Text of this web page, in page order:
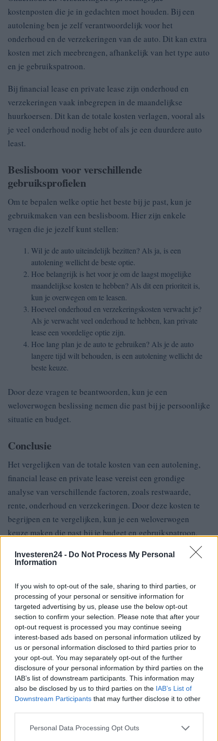
Investeren24 - Do Not Process My Personal
Information
If you wish to opt-out of the sale, sharing to third parties, or
processing of your personal or sensitive information for
targeted advertising by us, please use the below opt-out
section to confirm your selection. Please note that after your
opt-out request is processed you may continue seeing
interest-based ads based on personal information utilized by
us or personal information disclosed to third parties prior to
your opt-out. You may separately opt-out of the further
disclosure of your personal information by third parties on the
IAB’s list of downstream participants. This information may
also be disclosed by us to third parties on the IAB’s List of
Downstream Participants that may further disclose it to other
Please note that this website/app uses one or more Google
Personal Data Processing Opt Outs
kostenposten die je in gedachten moet houden. Bij een
autolening ben je zelf verantwoordelijk voor het
onderhoud en de verzekeringen van de auto. Dit kan extra
kosten met zich meebrengen, afhankelijk van het type auto
en je gebruikspatroon.
Bij financial lease en private lease zijn onderhoud en
verzekeringen vaak inbegrepen in de maandelijkse
huurkoersen. Dit kan de totale kosten verlagen, vooral als
je veel onderhoud nodig hebt of als je een duurdere auto
least.
Beslisboom voor verschillende
gebruiksprofielen
Om te bepalen welke optie het beste bij je past, kun je
gebruikmaken van een beslisboom. Hier zijn enkele
vragen die je jezelf kunt stellen:
Wil je de auto uiteindelijk bezitten? Als ja, is een
autolening wellicht de beste optie.
Hoe belangrijk is het voor je om de laagst mogelijke
maandelijkse kosten te hebben? Als dit een prioriteit is,
kun je overwegen om te leasen.
Hoeveel onderhoud en verzekeringskosten verwacht je?
Als je verwacht veel onderhoud te hebben, kan private
lease een voordelige optie zijn.
Hoe lang plan je de auto te gebruiken? Als je de auto
langere tijd wilt behouden, is een autolening wellicht de
beste keuze.
Door deze vragen te beantwoorden, kun je een
weloverwogen beslissing nemen die past bij je persoonlijke
situatie en budget.
Conclusie
Het vergelijken van de totale kosten van een autolening,
financial lease en private lease vereist een grondige
analyse van verschillende factoren, zoals restwaarde,
rente, onderhoud en verzekeringen. Door deze kosten te
begrijpen en te vergelijken, kun je een weloverwogen
keuze maken die past bij je budget en gebruikspatroon.
Gebruik de beslisboom om te bepalen welke optie het
beste bij je past. Onthoud dat er geen één-op-één
oplossing is, en dat de beste keuze afhangt van je
persoonlijke omstandigheden en voorkeuren.
AUTEUR
Sven Bakker